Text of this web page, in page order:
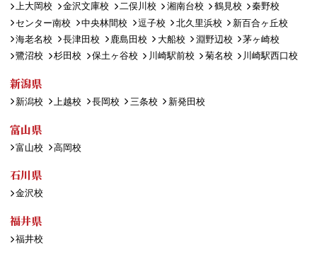
上大岡校
金沢文庫校 二俣川校 湘南台校 鶴見校
秦野校
センター南校
中央林間校 逗子校 北久里浜校
新百合ヶ丘校
海老名校
長津田校 鹿島田校 大船校 淵野辺校
茅ヶ崎校
鷺沼校
杉田校 保土ヶ谷校 川崎駅前校 菊名校 川崎駅西口校
新潟県
新潟校 上越校 長岡校 三条校 新発田校
富山県
富山校 高岡校
石川県
金沢校
福井県
福井校